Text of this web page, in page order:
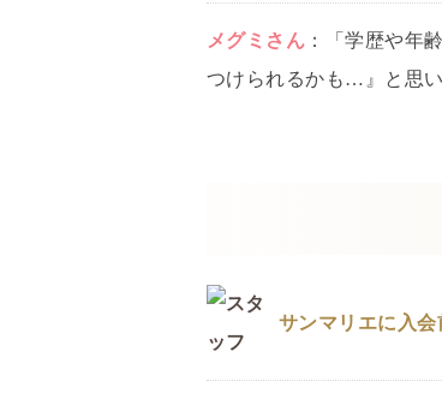
メグミ さん ：
「学歴や年
つけられるかも…』と思
サンマリエに入